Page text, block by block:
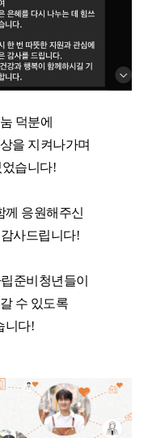
덕분에
을 지켜나가며
습니다!
께 응원해주신
사드립니다!
준비청년들이
수 있도록
니다!